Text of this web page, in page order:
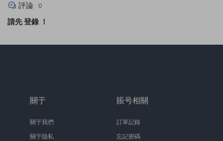
評論 0
請先登錄 ！
關于
關于我們
關于隐私
賬号相關
訂單記錄
忘記密碼